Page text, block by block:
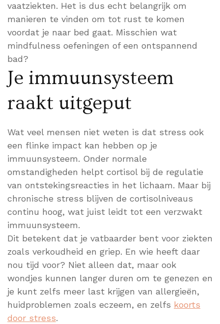
vaatziekten. Het is dus echt belangrijk om
manieren te vinden om tot rust te komen
voordat je naar bed gaat. Misschien wat
mindfulness oefeningen of een ontspannend
bad?
Je immuunsysteem
raakt uitgeput
Wat veel mensen niet weten is dat stress ook
een flinke impact kan hebben op je
immuunsysteem. Onder normale
omstandigheden helpt cortisol bij de regulatie
van ontstekingsreacties in het lichaam. Maar bij
chronische stress blijven de cortisolniveaus
continu hoog, wat juist leidt tot een verzwakt
immuunsysteem.
Dit betekent dat je vatbaarder bent voor ziekten
zoals verkoudheid en griep. En wie heeft daar
nou tijd voor? Niet alleen dat, maar ook
wondjes kunnen langer duren om te genezen en
je kunt zelfs meer last krijgen van allergieën,
huidproblemen zoals eczeem, en zelfs koorts
door stress.